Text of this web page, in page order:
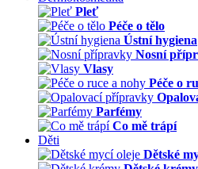
Pleť
Péče o tělo
Ústní hygiena
Nosní
Vlasy
Péče o
Parfémy
Co mě trápí
Děti
Dětské